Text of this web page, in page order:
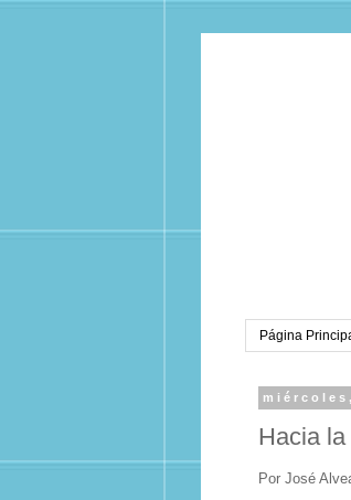
Página
Hacia
Por José